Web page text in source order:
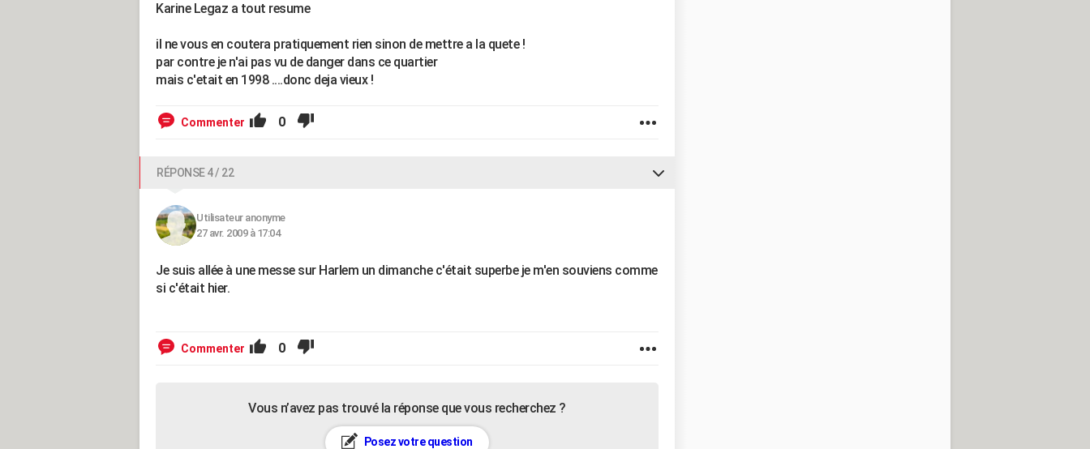
Karine Legaz a tout resume
il ne vous en coutera pratiquement rien sinon de mettre a la quete !
par contre je n'ai pas vu de danger dans ce quartier
mais c'etait en 1998 ....donc deja vieux !
Commenter 0
RÉPONSE 4 / 22
Utilisateur anonyme
27 avr. 2009 à 17:04
Je suis allée à une messe sur Harlem un dimanche c'était superbe je m'en souviens comme
si c'était hier.
Commenter 0
Vous n’avez pas trouvé la réponse que vous recherchez ?
Posez votre question